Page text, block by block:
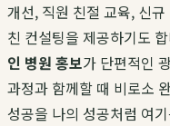
개선, 직원 친절 교육, 신
친 컨설팅을 제공하기도
인 병원 홍보가 단편적인
과정과 함께할 때 비로소
성공을 나의 성공처럼 여